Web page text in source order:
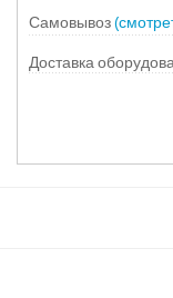
Самовывоз
Доставка